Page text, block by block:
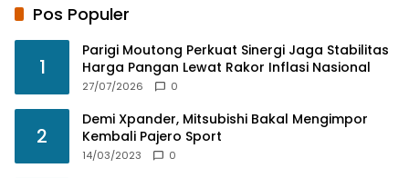
Pos Populer
1
Parigi Moutong Perkuat Sinergi Jaga Stabilitas
Harga Pangan Lewat Rakor Inflasi Nasional
27/07/2026 0
2
Demi Xpander, Mitsubishi Bakal Mengimpor
Kembali Pajero Sport
14/03/2023 0